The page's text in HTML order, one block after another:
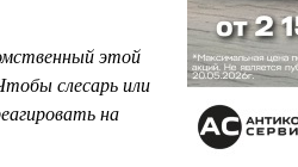
этой
слесарь или
на